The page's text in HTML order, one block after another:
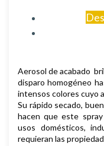
Aerosol deacabado
disparo homogéneo
intensos colores cuyo
Su rápido secado,
hacen que este
usos domésticos,
requieran las